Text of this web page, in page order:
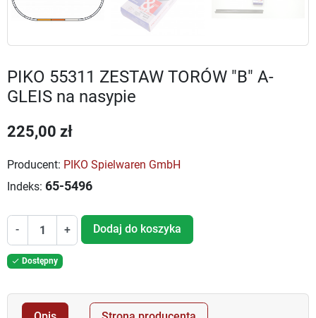
PIKO 55311 ZESTAW TORÓW "B" A-
GLEIS na nasypie
225,00 zł
Producent: PIKO Spielwaren GmbH
Indeks: 65-5496
- + Dodaj do koszyka
 Dostępny